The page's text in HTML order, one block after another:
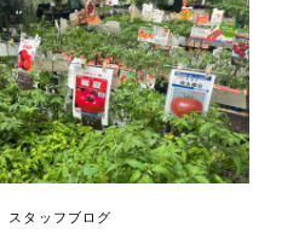
スタッフブログ